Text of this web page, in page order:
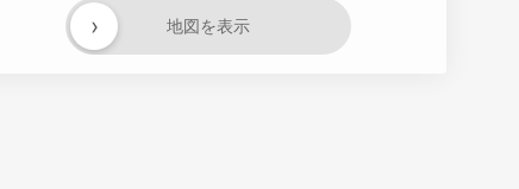
地図を表示
›